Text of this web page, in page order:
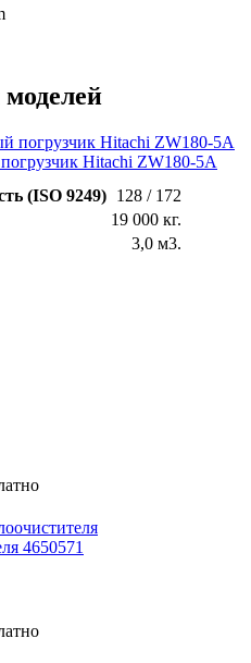
Hitachi ZW180-5A
(ISO 9249) 128 / 172
19 000 кг.
3,0 м3.
4650571